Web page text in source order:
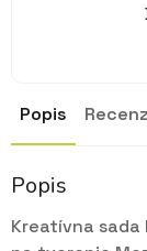
Popis
Popis
Kreatívna sada